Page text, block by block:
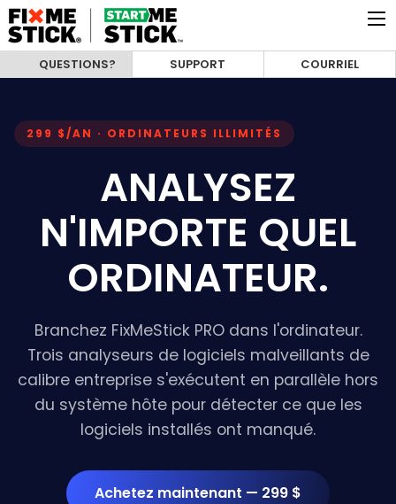
QUESTIONS? SUPPORT COURRIEL
299 $/AN · ORDINATEURS ILLIMITÉS
ANALYSEZ
N'IMPORTE QUEL
ORDINATEUR.
Branchez FixMeStick PRO dans l'ordinateur.
Trois analyseurs de logiciels malveillants de
calibre entreprise s'exécutent en parallèle hors
du système hôte pour détecter ce que les
logiciels installés ont manqué.
Achetez maintenant — 299 $